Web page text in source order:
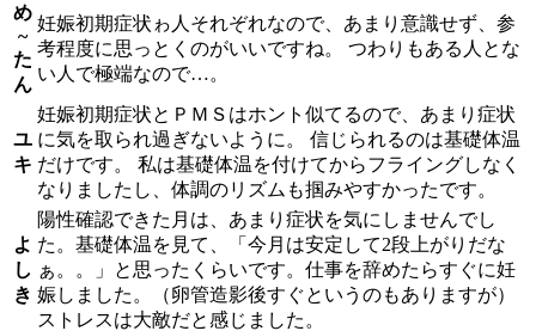
め
~
た
ん
妊娠初期症状ゎ人それぞれなので、あまり意識せず、参
考程度に思っとくのがいいですね。 つわりもある人とな
い人で極端なので…。
ユ
キ
妊娠初期症状とＰＭＳはホント似てるので、あまり症状
に気を取られ過ぎないように。 信じられるのは基礎体温
だけです。 私は基礎体温を付けてからフライングしなく
なりましたし、体調のリズムも掴みやすかったです。
よ
し
き
陽性確認できた月は、あまり症状を気にしませんでし
た。基礎体温を見て、「今月は安定して2段上がりだな
ぁ。。」と思ったくらいです。仕事を辞めたらすぐに妊
娠しました。（卵管造影後すぐというのもありますが）
ストレスは大敵だと感じました。